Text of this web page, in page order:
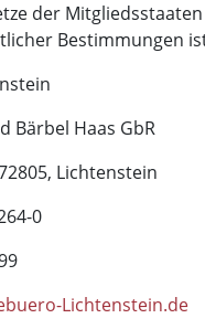
der
Bestimmungen
Bärbel Haas GbR
Lichtenstein
0
Lichtenstein.de